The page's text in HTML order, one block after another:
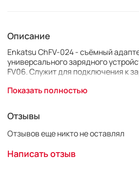
Описание
Enkatsu ChFV-024 - съёмный
универсального зарядного
FV06. Служит для подключения к
Показать полностью
Отзывы
Отзывов еще никто не оставлял
Написать отзыв